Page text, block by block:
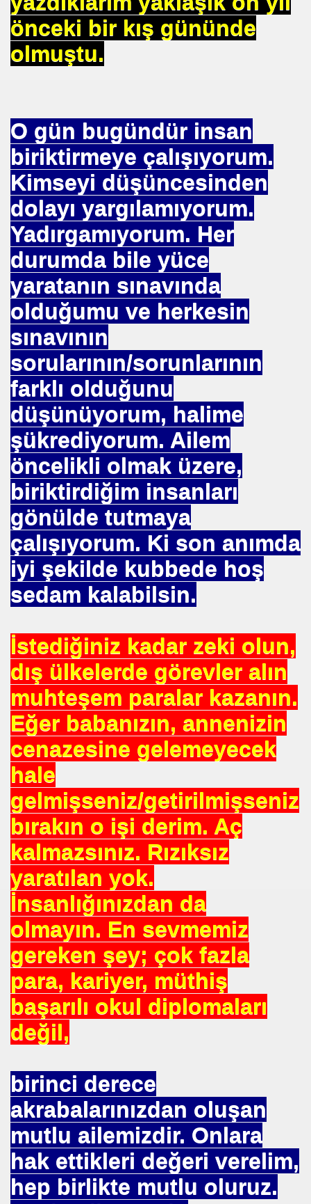
önceki bir kış gününde
olmuştu.
O gün bugündür insan
biriktirmeye çalışıyorum.
Kimseyi düşüncesinden
dolayı yargılamıyorum.
Yadırgamıyorum. Her
durumda bile yüce
yaratanın sınavında
olduğumu ve herkesin
sınavının
sorularının/sorunlarının
farklı olduğunu
düşünüyorum, halime
şükrediyorum. Ailem
öncelikli olmak üzere,
biriktirdiğim insanları
gönülde tutmaya
çalışıyorum. Ki son anımda
iyi şekilde kubbede hoş
sedam kalabilsin.
İstediğiniz kadar zeki olun,
dış ülkelerde görevler alın
muhteşem paralar kazanın.
Eğer babanızın, annenizin
cenazesine gelemeyecek
hale
gelmişseniz/getirilmişseniz
bırakın o işi derim. Aç
kalmazsınız. Rızıksız
yaratılan yok.
İnsanlığınızdan da
olmayın. En sevmemiz
gereken şey; çok fazla
para, kariyer, müthiş
başarılı okul diplomaları
değil,
birinci derece
akrabalarınızdan oluşan
mutlu ailemizdir. Onlara
hak ettikleri değeri verelim,
hep birlikte mutlu oluruz.
ÖLÜYOR
BELİRLİ ELLERDE TOPLANMAMALI
MEDENİYET. MEDİT. Medeniyetler İttifakı Enstitüsü
.İNSANİ YARDIM VAKFI
MİLYON 76 MİLYONA BAKARMI
"DUA"LAR
MUSEVIMI OLUR
YAPABILIR
ÖNLENEMEZ
ABDURRAHIM BARINA "sÖZÜ"
--- BENI KUCAKLAYAN ILK BEYAZ LIDER. ERBAKAN
ORUCU NEDIR
BIRINCISI SEÇTI
KRITERLERIMI KOPENHAĞ
EMRINDE. PROF KENAN DEMIRKOL
VİRÜS"
MERKEZI AÇILDI
MEHMET
YAPAR
YÖNETENLER
UNUT
EV HANIMIMI